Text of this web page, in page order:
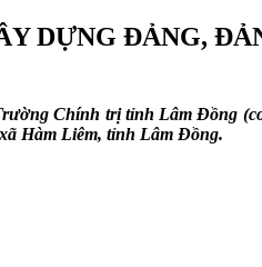
DỰNG ĐẢNG,
Chính trị tỉnh Lâm Đồng
Hàm Liêm, tỉnh Lâm Đồng.